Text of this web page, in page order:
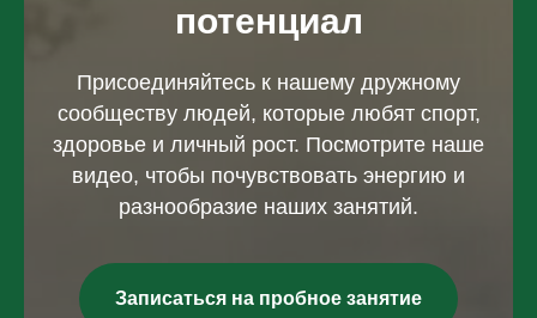
потенциал
Присоединяйтесь к нашему дружному
сообществу людей, которые любят спорт,
здоровье и личный рост. Посмотрите наше
видео, чтобы почувствовать энергию и
разнообразие наших занятий.
Записаться на пробное занятие